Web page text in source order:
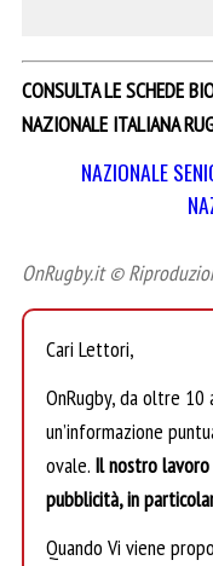
CONSULTA LE SCHEDE
NAZIONALE ITALIANA
NAZIONALE
OnRugby.it ©
Cari Lettori,
OnRugby, da oltre
un’informazione
ovale. Il nostro
pubblicità, in
Quando Vi viene